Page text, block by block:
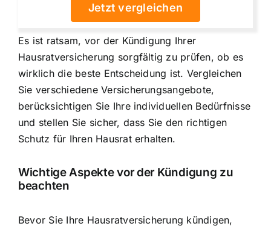
Jetzt vergleichen
Es ist ratsam, vor der Kündigung Ihrer
Hausratversicherung sorgfältig zu prüfen, ob es
wirklich die beste Entscheidung ist. Vergleichen
Sie verschiedene Versicherungsangebote,
berücksichtigen Sie Ihre individuellen Bedürfnisse
und stellen Sie sicher, dass Sie den richtigen
Schutz für Ihren Hausrat erhalten.
Wichtige Aspekte vor der Kündigung zu
beachten
Bevor Sie Ihre Hausratversicherung kündigen,